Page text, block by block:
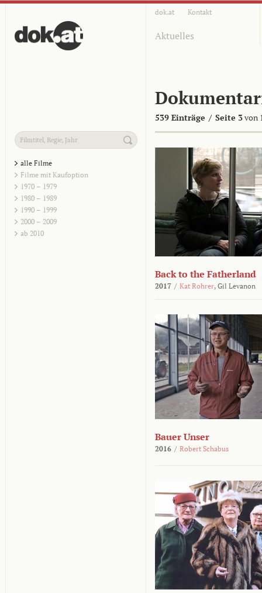
dok.at Kontakt
Aktuelles
539 Einträge / Seite 3von
alle Filme
Filme mit Kaufoption
1970 – 1979
1980 – 1989
1990 – 1999
2000 – 2009
ab 2010
Back to the Fatherland
2017 / Kat Rohrer, Gil Levanon
Bauer Unser
2016 / Robert Schabus